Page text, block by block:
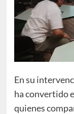
En su
ha convertido
quienes